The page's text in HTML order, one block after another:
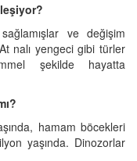
ve değişim
nalı yengeci gibi türler
şekilde hayatta
hamam böcekleri
yaşında. Dinozorlar